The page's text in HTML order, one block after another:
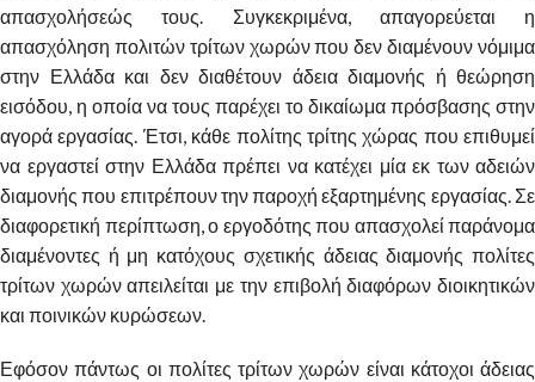
απασχολήσεώς τους. Συγκεκριμένα, απαγορεύεται η
απασχόληση πολιτών τρίτων χωρών που δεν διαμένουν νόμιμα
στην Ελλάδα και δεν διαθέτουν άδεια διαμονής ή θεώρηση
εισόδου, η οποία να τους παρέχει το δικαίωμα πρόσβασης στην
αγορά εργασίας. Έτσι, κάθε πολίτης τρίτης χώρας που επιθυμεί
να εργαστεί στην Ελλάδα πρέπει να κατέχει μία εκ των αδειών
διαμονής που επιτρέπουν την παροχή εξαρτημένης εργασίας. Σε
διαφορετική περίπτωση, ο εργοδότης που απασχολεί παράνομα
διαμένοντες ή μη κατόχους σχετικής άδειας διαμονής πολίτες
τρίτων χωρών απειλείται με την επιβολή διαφόρων διοικητικών
και ποινικών κυρώσεων.
Εφόσον πάντως οι πολίτες τρίτων χωρών είναι κάτοχοι άδειας